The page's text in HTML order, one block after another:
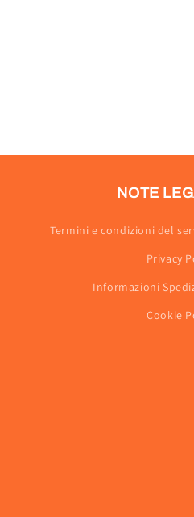
NOTE
Termini e condizioni del
Privacy
Informazioni
Cookie